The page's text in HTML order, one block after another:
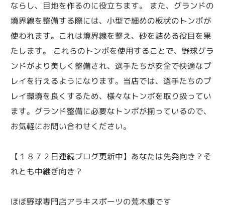
ならし、目地を作るのに役立ちます。 また、グランドの
境界線を整備する際には、小型で細めの板状のトンボが
使われます。これは境界線を整え、砂を詰める役目を果
たします。 これらのトンボを使用することで、野球グラ
ンドがより美しく整備され、選手たちが安全で快適なプ
レイを行えるようになります。当店では、選手たちのプ
レイ環境を良くするため、様々なトンボを取り扱ってい
ます。グランド整備に必要なトンボが揃っているので、
お気軽にお問い合わせください。
【１８７２日連続ブログ更新中】あなたは先発向き？そ
れとも中継ぎ向き？
ほぼ野球専門店アラキスポーツの荒木康です